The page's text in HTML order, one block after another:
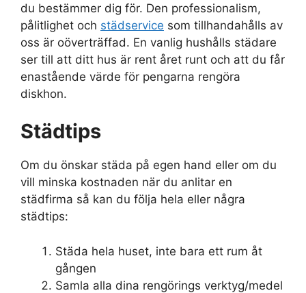
du bestämmer dig för. Den professionalism,
pålitlighet och städservice som tillhandahålls av
oss är oöverträffad. En vanlig hushålls städare
ser till att ditt hus är rent året runt och att du får
enastående värde för pengarna rengöra
diskhon.
Städtips
Om du önskar städa på egen hand eller om du
vill minska kostnaden när du anlitar en
städfirma så kan du följa hela eller några
städtips:
Städa hela huset, inte bara ett rum åt
gången
Samla alla dina rengörings verktyg/medel